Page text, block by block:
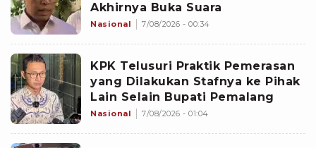
Akhirnya Buka Suara
Nasional 7/08/2026 - 00:34
KPK Telusuri Praktik Pemerasan
yang Dilakukan Stafnya ke Pihak
Lain Selain Bupati Pemalang
Nasional 7/08/2026 - 01:04